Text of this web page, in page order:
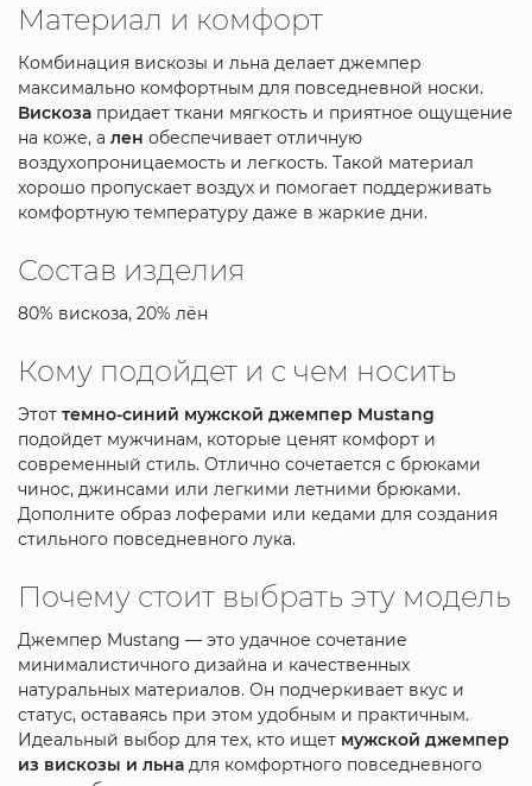
Материал и комфорт
Комбинация вискозы и льна делает джемпер
максимально комфортным для повседневной носки.
Вискозапридает ткани мягкость и приятное ощущение
на коже, а лен обеспечивает отличную
воздухопроницаемость и легкость. Такой материал
хорошо пропускает воздух и помогает поддерживать
комфортную температуру даже в жаркие дни.
Состав изделия
80% вискоза, 20% лён
Кому подойдет и с чем носить
Этот темно-синий мужской джемпер Mustang
подойдет мужчинам, которые ценят комфорт и
современный стиль. Отлично сочетается с брюками
чинос, джинсами или легкими летними брюками.
Дополните образ лоферами или кедами для создания
стильного повседневного лука.
Почему стоит выбрать эту модель
Джемпер Mustang — это удачное сочетание
минималистичного дизайна и качественных
натуральных материалов. Он подчеркивает вкус и
статус, оставаясь при этом удобным и практичным.
Идеальный выбор для тех, кто ищет мужской джемпер
из вискозы и льнадля комфортного повседневного